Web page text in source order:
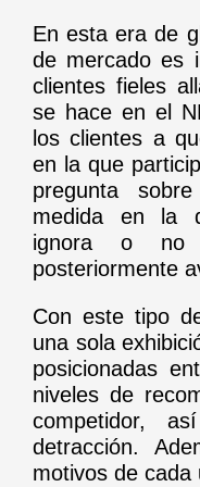
En esta era de
de mercado es
clientes fieles
se hace en el
los clientes a
en la que
pregunta
medida en la
ignora o no
posteriormente
Con este tipo
una sola
posicionadas
niveles de
competidor,
detracción.
motivos de cada